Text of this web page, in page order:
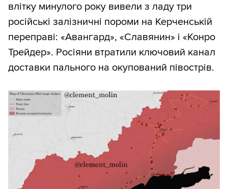
влітку минулого року вивели з ладу три
російські залізничні пороми на Керченській
переправі: «Авангард», «Славянин» і «Конро
Трейдер». Росіяни втратили ключовий канал
доставки пального на окупований півострів.